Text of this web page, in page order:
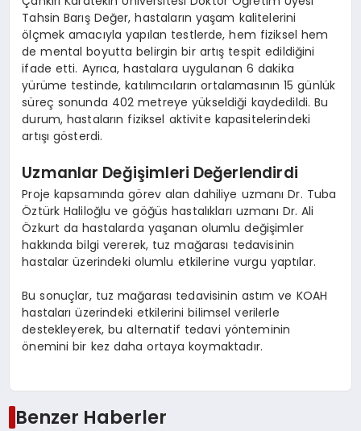
Tahsin Barış Değer, hastaların yaşam kalitelerini
ölçmek amacıyla yapılan testlerde, hem fiziksel hem
de mental boyutta belirgin bir artış tespit edildiğini
ifade etti. Ayrıca, hastalara uygulanan 6 dakika
yürüme testinde, katılımcıların ortalamasının 15 günlük
süreç sonunda 402 metreye yükseldiği kaydedildi. Bu
durum, hastaların fiziksel aktivite kapasitelerindeki
artışı gösterdi.
Uzmanlar Değişimleri Değerlendirdi
Proje kapsamında görev alan dahiliye uzmanı Dr. Tuba
Öztürk Haliloğlu ve göğüs hastalıkları uzmanı Dr. Ali
Özkurt da hastalarda yaşanan olumlu değişimler
hakkında bilgi vererek, tuz mağarası tedavisinin
hastalar üzerindeki olumlu etkilerine vurgu yaptılar.
Bu sonuçlar, tuz mağarası tedavisinin astım ve KOAH
hastaları üzerindeki etkilerini bilimsel verilerle
destekleyerek, bu alternatif tedavi yönteminin
önemini bir kez daha ortaya koymaktadır.
Benzer Haberler